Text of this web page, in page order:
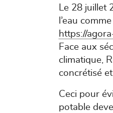
Le 28 juillet
l’eau
https://
Face aux
climatique,
concrétisé
Ceci pour
potable